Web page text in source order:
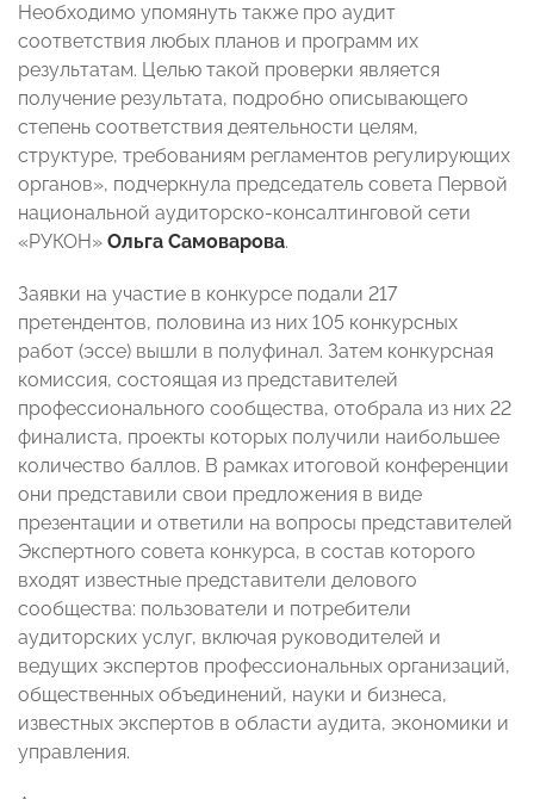
Необходимо упомянуть также про аудит
соответствия любых планов и программ их
результатам. Целью такой проверки является
получение результата, подробно описывающего
степень соответствия деятельности целям,
структуре, требованиям регламентов регулирующих
органов», подчеркнула председатель совета Первой
национальной аудиторско-консалтинговой сети
«РУКОН» Ольга Самоварова.
Заявки на участие в конкурсе подали 217
претендентов, половина из них 105 конкурсных
работ (эссе) вышли в полуфинал. Затем конкурсная
комиссия, состоящая из представителей
профессионального сообщества, отобрала из них 22
финалиста, проекты которых получили наибольшее
количество баллов. В рамках итоговой конференции
они представили свои предложения в виде
презентации и ответили на вопросы представителей
Экспертного совета конкурса, в состав которого
входят известные представители делового
сообщества: пользователи и потребители
аудиторских услуг, включая руководителей и
ведущих экспертов профессиональных организаций,
общественных объединений, науки и бизнеса,
известных экспертов в области аудита, экономики и
управления.